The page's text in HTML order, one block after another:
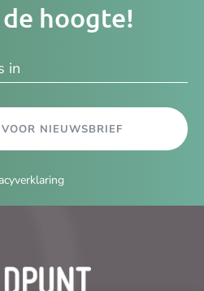
hoogte!
NIEUWSBRIEF